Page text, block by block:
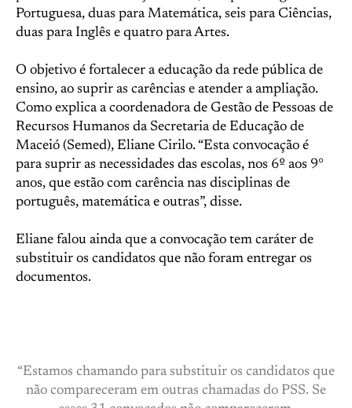
Portuguesa, duas para Matemática, seis para Ciências,
duas para Inglês e quatro para Artes.
O objetivo é fortalecer a educação da rede pública de
ensino, ao suprir as carências e atender a ampliação.
Como explica a coordenadora de Gestão de Pessoas de
Recursos Humanos da Secretaria de Educação de
Maceió (Semed), Eliane Cirilo. “Esta convocação é
para suprir as necessidades das escolas, nos 6º aos 9°
anos, que estão com carência nas disciplinas de
português, matemática e outras”, disse.
Eliane falou ainda que a convocação tem caráter de
substituir os candidatos que não foram entregar os
documentos.
“Estamos chamando para substituir os candidatos que
não compareceram em outras chamadas do PSS. Se